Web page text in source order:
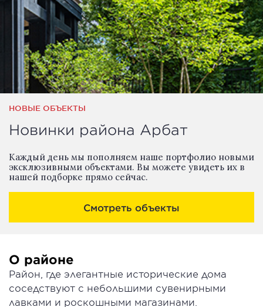
НОВЫЕ ОБЪЕКТЫ
Новинки района Арбат
Каждый день мы пополняем наше портфолио новыми
эксклюзивными объектами. Вы можете увидеть их в
нашей подборке прямо сейчас.
Смотреть объекты
О районе
Район, где элегантные исторические дома
соседствуют с небольшими сувенирными
лавками и роскошными магазинами.